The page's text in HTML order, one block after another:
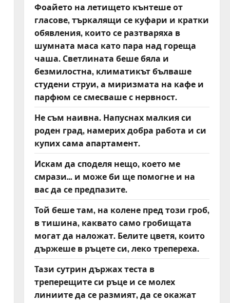
Фоайето на летището кънтеше от
гласове, търкалящи се куфари и кратки
обявления, които се разтваряха в
шумната маса като пара над гореща
чаша. Светлината беше бяла и
безмилостна, климатикът бълваше
студени струи, а миризмата на кафе и
парфюм се смесваше с нервност.
Не съм наивна. Напуснах малкия си
роден град, намерих добра работа и си
купих сама апартамент.
Искам да споделя нещо, което ме
смрази… и може би ще помогне и на
вас да се предпазите.
Той беше там, на колене пред този гроб,
в тишина, каквато само гробищата
могат да наложат. Белите цветя, които
държеше в ръцете си, леко трепереха.
Тази сутрин държах теста в
треперещите си ръце и се молех
линиите да се размият, да се окажат